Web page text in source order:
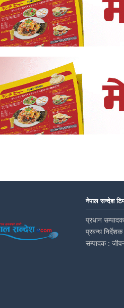
नेपाल सन्देश
प्रधान सम्पादक
प्रबन्ध
सम्पादक :